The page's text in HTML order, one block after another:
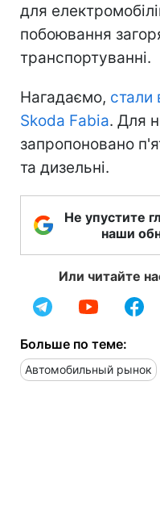
для
побоювання
транспортуванні.
Нагадаємо, стали
Skoda Fabia. Для
запропоновано
та дизельні.
Не упустите
наши
Или читайте
Больше по теме:
Автомобильный рынок